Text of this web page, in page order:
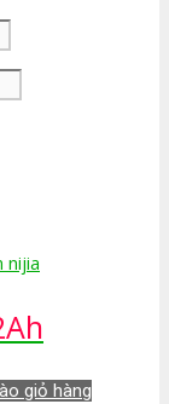
giỏ hàng